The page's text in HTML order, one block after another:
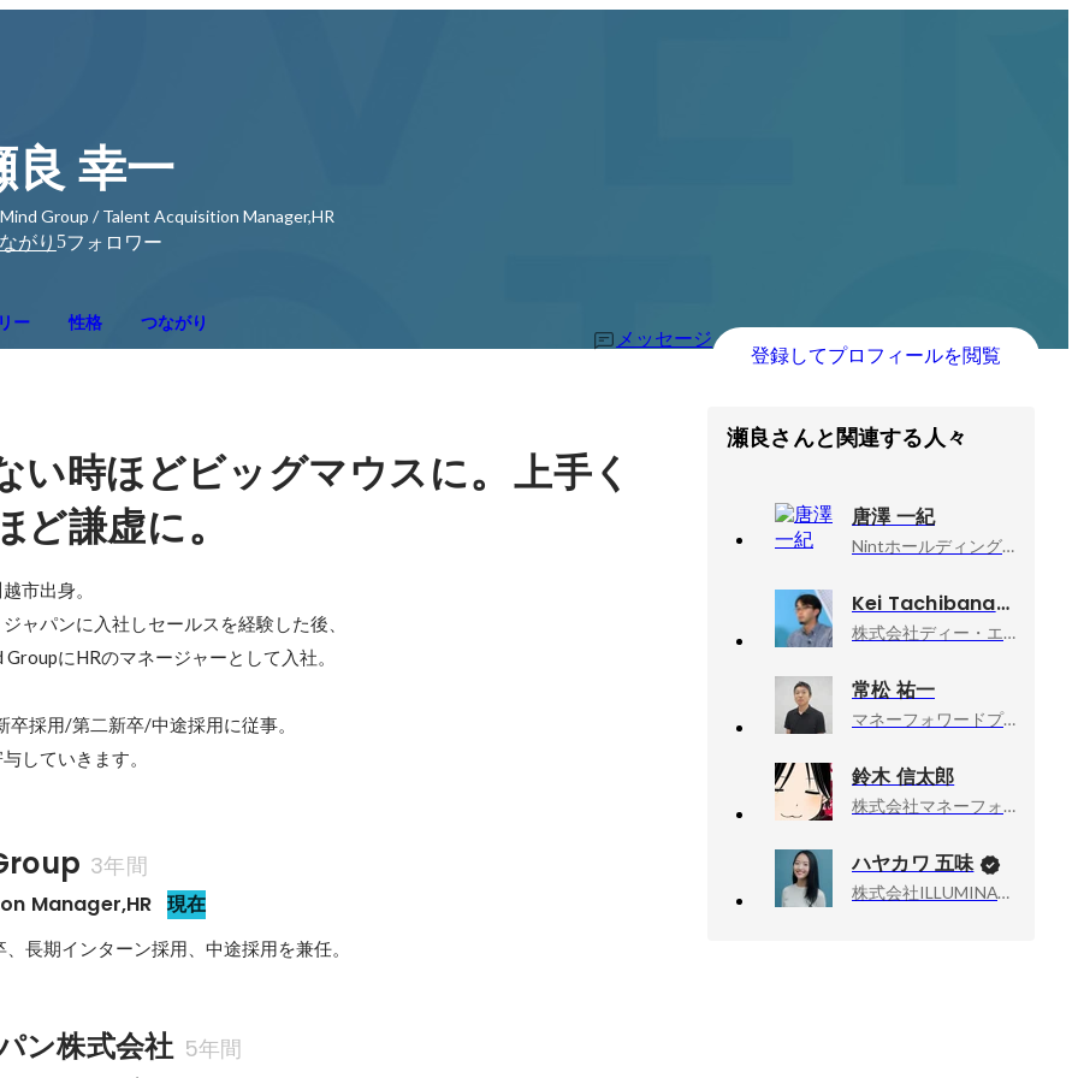
良 幸一
Group / Talent Acquisition Manager,HR
がり 5フォロワー
ー 性格 つながり
メッセージ
登録してプロフィールを閲覧
い時ほどビッグマウスに。 上手く
ど謙虚に。
市出身。
ャパンに入社しセールスを経験した後、
にHRのマネージャーとして入社。
採用/第二新卒/中途採用に従事。
していきます。
3年間
Manager,HR 現在
ン株式会社 5年間
瀬良さんと関連する人々
唐澤 一紀
Nintホールディングス株式会社, 取締役CHRO
Kei Tachibana
株式会社ディー・エヌ・エー, CTO室 / エンジニア組織のHRBP
常松 祐一
マネーフォワードプライベートバンク株式会社, プロダクト開発部
鈴木 信太郎
株式会社マネーフォワード, エンジニア
ハヤカワ 五味
株式会社ILLUMINATE, 代表取締役